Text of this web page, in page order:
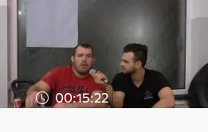
00:15:22